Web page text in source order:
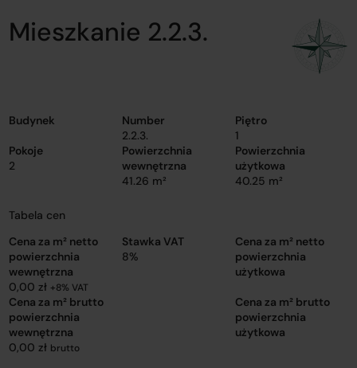
Mieszkanie 2.2.3.
Budynek
Number
2.2.3.
Piętro
1
Pokoje
2
Powierzchnia
wewnętrzna
41.26 m²
Powierzchnia
użytkowa
40.25 m²
Tabela cen
Cena za m² netto
powierzchnia
wewnętrzna
0,00 zł+8% VAT
Stawka VAT
8%
Cena za m² netto
powierzchnia
użytkowa
Cena za m² brutto
powierzchnia
wewnętrzna
0,00 zł brutto
Cena za m² brutto
powierzchnia
użytkowa